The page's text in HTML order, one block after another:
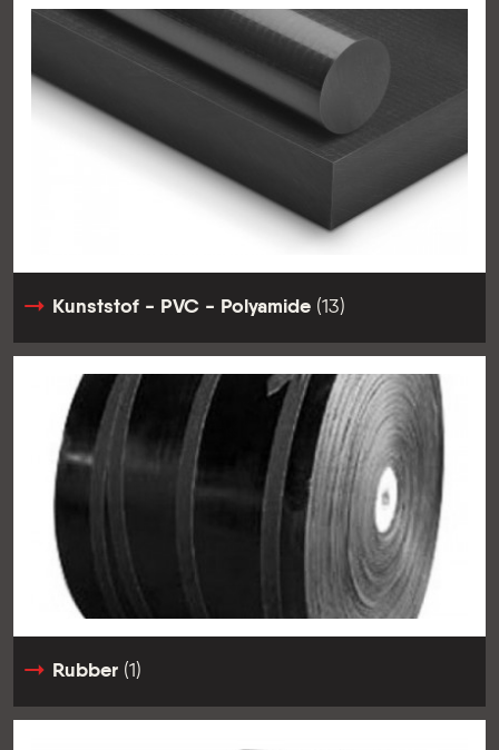
Kunststof - PVC - Polyamide (13)
Rubber (1)